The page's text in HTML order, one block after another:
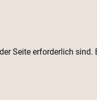
Seite erforderlich